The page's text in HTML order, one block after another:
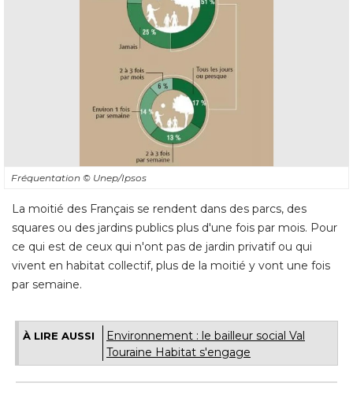
Fréquentation © Unep/Ipsos
La moitié des Français se rendent dans des parcs, des
squares ou des jardins publics plus d'une fois par mois. Pour
ce qui est de ceux qui n'ont pas de jardin privatif ou qui
vivent en habitat collectif, plus de la moitié y vont une fois
par semaine.
À LIRE AUSSI
Environnement : le bailleur social Val
Touraine Habitat s'engage